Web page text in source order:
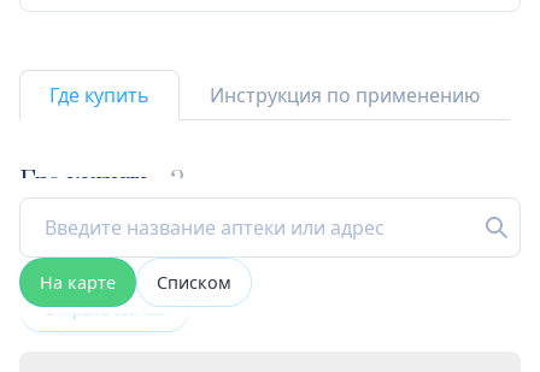
Где купить Инструкция по применению
Где купить 2
На карте Списком
Открыта сейчас